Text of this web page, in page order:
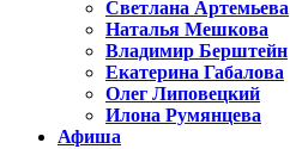
Светлана Артемьева
Наталья Мешкова
Владимир Берштейн
Екатерина Габалова
Олег Липовецкий
Илона Румянцева
Афиша